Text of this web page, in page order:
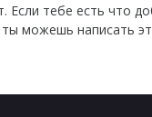
Если тебе есть что
можешь написать